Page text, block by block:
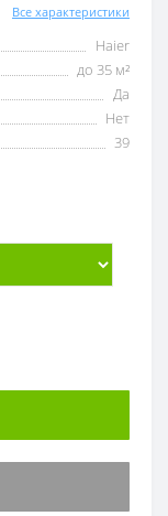
Все характеристики
Haier
до 35 м²
Да
Нет
39